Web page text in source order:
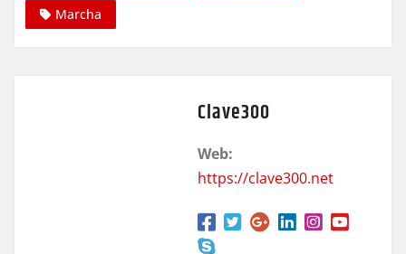
Marcha
Clave300
Web:
https://clave300.net